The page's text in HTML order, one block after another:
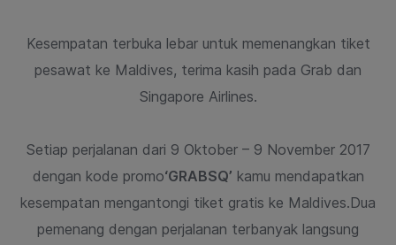
Kesempatan terbuka lebar untuk memenangkan tiket
pesawat ke Maldives, terima kasih pada Grab dan
Singapore Airlines.
Setiap perjalanan dari 9 Oktober – 9 November 2017
dengan kode promo‘GRABSQ’ kamu mendapatkan
kesempatan mengantongi tiket gratis ke Maldives.Dua
pemenang dengan perjalanan terbanyak langsung